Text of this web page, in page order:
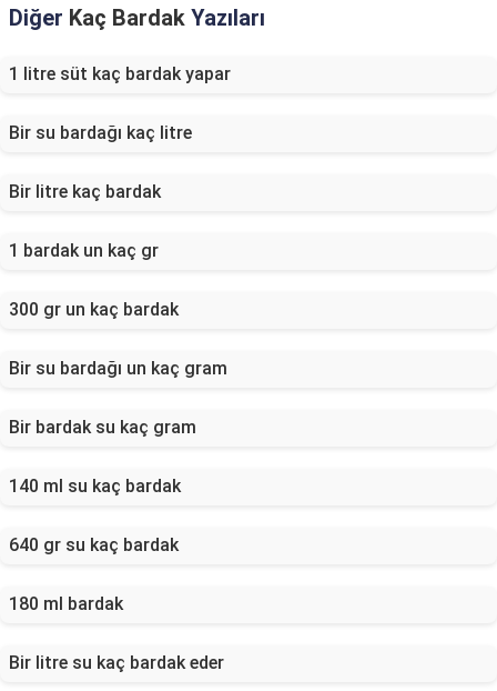
Diğer Kaç Bardak Yazıları
1 litre süt kaç bardak yapar
Bir su bardağı kaç litre
Bir litre kaç bardak
1 bardak un kaç gr
300 gr un kaç bardak
Bir su bardağı un kaç gram
Bir bardak su kaç gram
140 ml su kaç bardak
640 gr su kaç bardak
180 ml bardak
Bir litre su kaç bardak eder